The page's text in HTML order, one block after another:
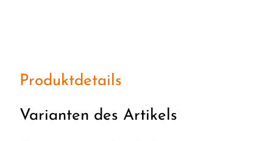
Produktdetails
Varianten des Artikels